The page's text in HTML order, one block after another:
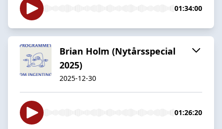
01:34:00
Brian Holm (Nytårsspecial
2025)
2025-12-30
01:26:20